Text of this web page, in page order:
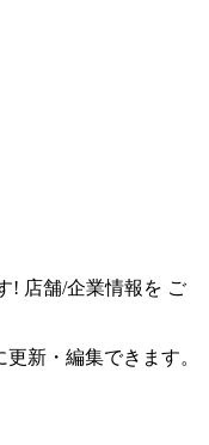
! 店舗/企業情報を ご
新・編集できます。